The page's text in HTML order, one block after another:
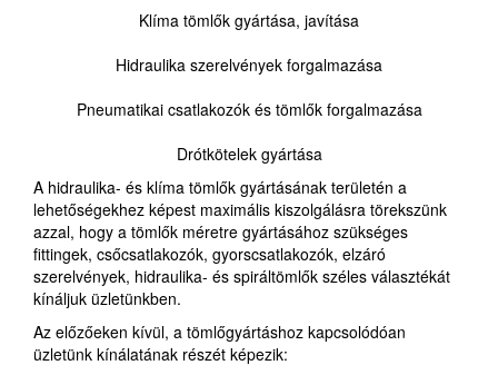
Klíma tömlők gyártása, javítása
Hidraulika szerelvények forgalmazása
Pneumatikai csatlakozók és tömlők forgalmazása
Drótkötelek gyártása
A hidraulika- és klíma tömlők gyártásának területén a
lehetőségekhez képest maximális kiszolgálásra törekszünk
azzal, hogy a tömlők méretre gyártásához szükséges
fittingek, csőcsatlakozók, gyorscsatlakozók, elzáró
szerelvények, hidraulika- és spiráltömlők széles választékát
kínáljuk üzletünkben.
Az előzőeken kívül, a tömlőgyártáshoz kapcsolódóan
üzletünk kínálatának részét képezik: